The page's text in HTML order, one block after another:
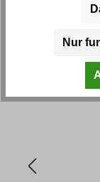
34,30
Nur